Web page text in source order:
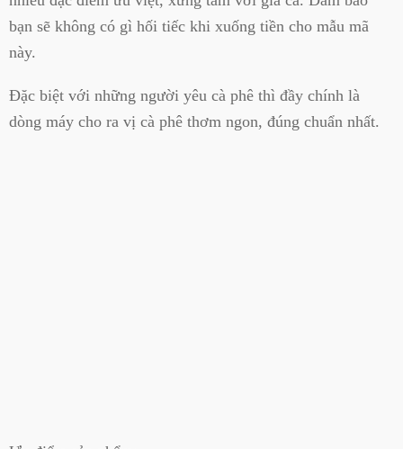
bạn sẽ không có gì hối tiếc khi xuống tiền cho mẫu mã
này.
Đặc biệt với những người yêu cà phê thì đầy chính là
dòng máy cho ra vị cà phê thơm ngon, đúng chuẩn nhất.